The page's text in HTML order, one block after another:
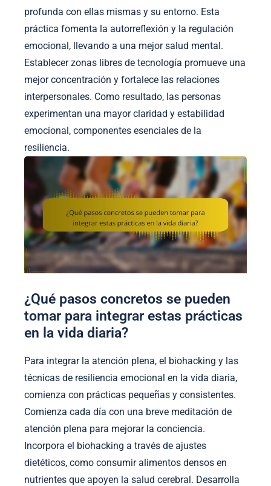
profunda con ellas mismas y su entorno. Esta
práctica fomenta la autorreflexión y la regulación
emocional, llevando a una mejor salud mental.
Establecer zonas libres de tecnología promueve una
mejor concentración y fortalece las relaciones
interpersonales. Como resultado, las personas
experimentan una mayor claridad y estabilidad
emocional, componentes esenciales de la
resiliencia.
¿Qué pasos concretos se pueden
tomar para integrar estas prácticas
en la vida diaria?
Para integrar la atención plena, el biohacking y las
técnicas de resiliencia emocional en la vida diaria,
comienza con prácticas pequeñas y consistentes.
Comienza cada día con una breve meditación de
atención plena para mejorar la conciencia.
Incorpora el biohacking a través de ajustes
dietéticos, como consumir alimentos densos en
nutrientes que apoyen la salud cerebral. Desarrolla